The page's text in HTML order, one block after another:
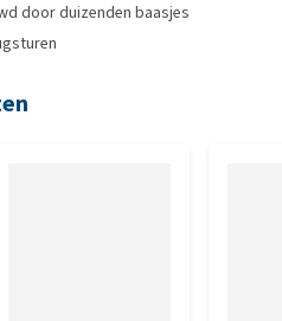
door duizenden baasjes